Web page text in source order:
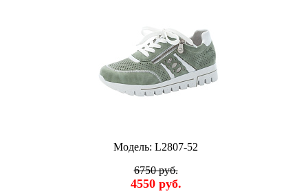
Модель: L2807-52
6750 руб.
4550 руб.